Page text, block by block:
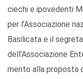
ciechi e ipovedenti
per l’Associazione
Basilicata e il
dell’Associazione
merito alla proposta